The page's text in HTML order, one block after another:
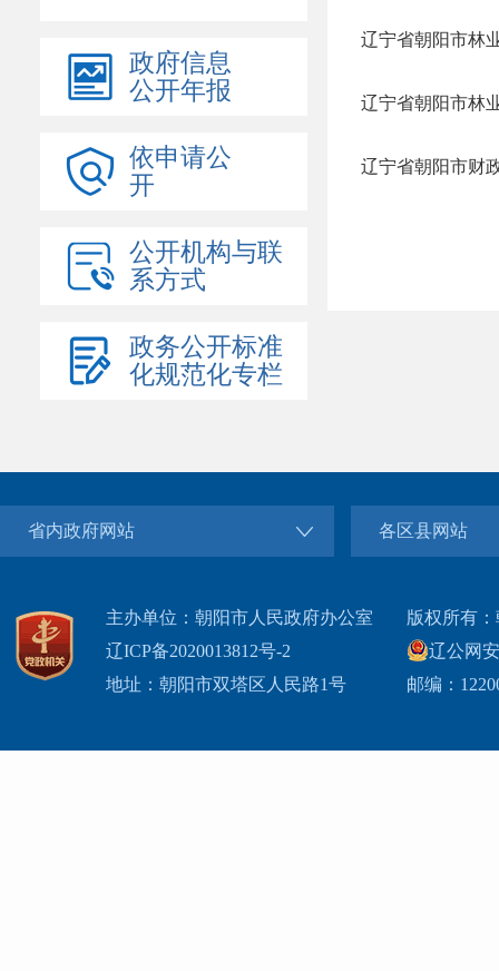
政府信息
公开年报
依申请公
开
公开机构与联
系方式
政务公开标准
化规范化专栏
辽宁省朝阳市财
省内政府网站 各区县网站
主办单位：朝阳市人民政府办公室
辽ICP备2020013812号-2
地址：朝阳市双塔区人民路1号
版权所有
辽公网
邮编：